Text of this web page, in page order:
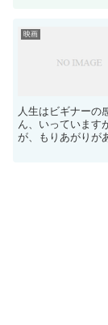
映画
人生はビギナーの
ん、いっています
が、もりあがりが